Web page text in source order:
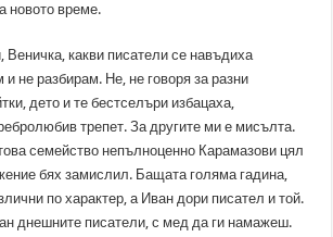
новото време.
какви писатели се навъдиха
не разбирам. Не, не говоря за разни
дето и те бестселъри избацаха,
трепет. За другите ми е мисълта.
семейство непълноценно Карамазови цял
бях замислил. Бащата голяма гадина,
по характер, а Иван дори писател и той.
днешните писатели, с мед да ги намажеш.